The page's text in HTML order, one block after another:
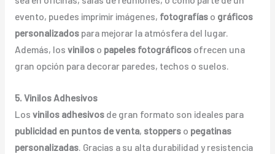
evento, puedes imprimir imágenes, fotografíaso gráficos
personalizadospara mejorar la atmósfera del lugar.
Además, los viniloso papeles fotográficosofrecen una
gran opción para decorar paredes, techos o suelos.
5. Vinilos Adhesivos
Los vinilos adhesivosde gran formato son ideales para
publicidad en puntos de venta, stopperso pegatinas
personalizadas. Gracias a su alta durabilidad y resistencia